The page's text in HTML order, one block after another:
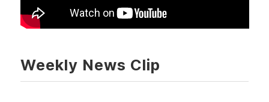
Weekly News Clip